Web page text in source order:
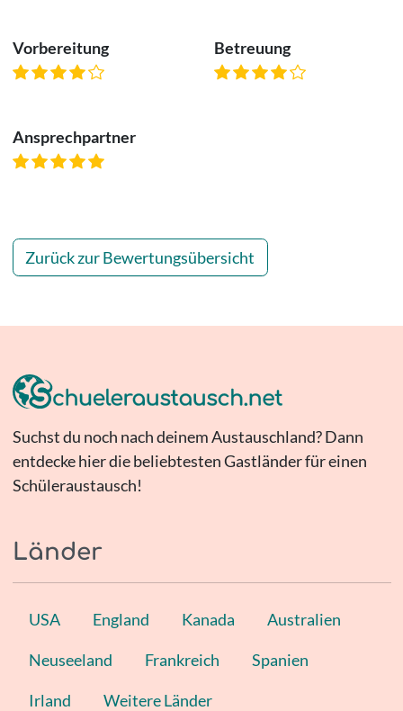
Vorbereitung Betreuung
Ansprechpartner
Zurück zur Bewertungsübersicht
Suchst du noch nach deinem Austauschland? Dann
entdecke hier die beliebtesten Gastländer für einen
Schüleraustausch!
Länder
USA England Kanada Australien
Neuseeland Frankreich Spanien
Irland Weitere Länder